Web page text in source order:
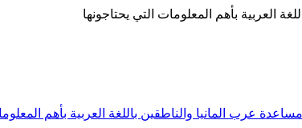
العربية بأهم المعلومات التي يحتاجونها